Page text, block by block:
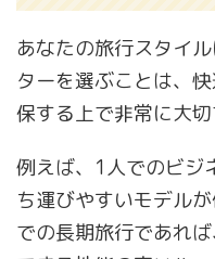
あなたの旅行スタイ
ターを選ぶことは、
保する上で非常に大切
例えば、1人でのビジ
ち運びやすいモデル
での長期旅行であれ